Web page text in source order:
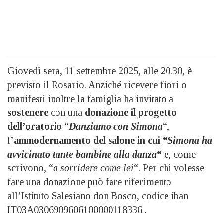
Giovedì sera, 11 settembre 2025, alle 20.30, è
previsto il Rosario. Anziché ricevere fiori o
manifesti inoltre la famiglia ha invitato a
sostenere con una donazione il progetto
dell’oratorio “Danziamo con Simona“,
l’ammodernamento del salone in cui “Simona ha
avvicinato tante bambine alla danza“ e, come
scrivono, “a sorridere come lei“. Per chi volesse
fare una donazione può fare riferimento
all’Istituto Salesiano don Bosco, codice iban
IT03A0306909606100000118336 .